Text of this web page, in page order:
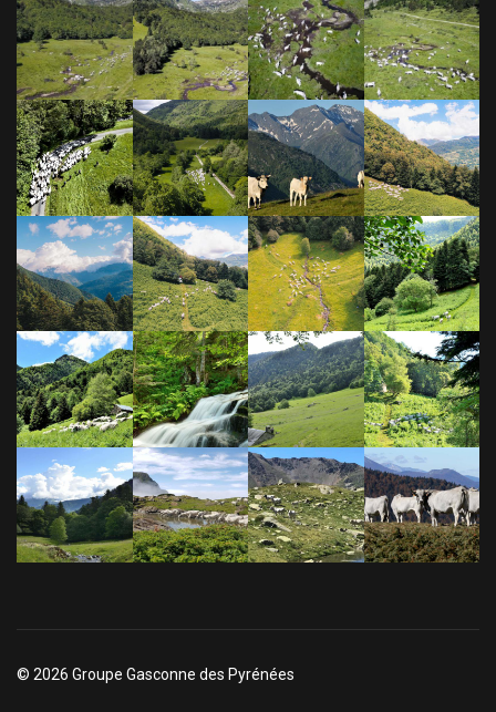
© 2026 Groupe Gasconne des Pyrénées